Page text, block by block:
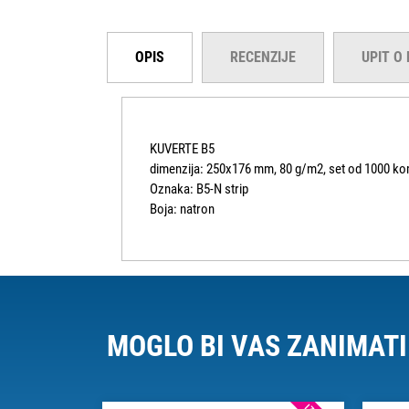
OPIS RECENZIJE UPIT O
KUVERTE B5
dimenzija: 250x176 mm, 80 g/m2, set od 1000
Oznaka: B5-N strip
Boja: natron
MOGLO BI VAS ZANIMATI